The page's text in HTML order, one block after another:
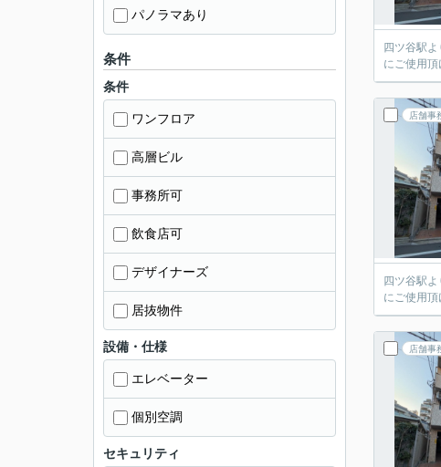
四ツ谷駅
にご使用
店舗事
四ツ谷駅
にご使用
店舗事
パノラマあり
条件
条件
ワンフロア
高層ビル
事務所可
飲食店可
デザイナーズ
居抜物件
設備・仕様
エレベーター
個別空調
セキュリティ